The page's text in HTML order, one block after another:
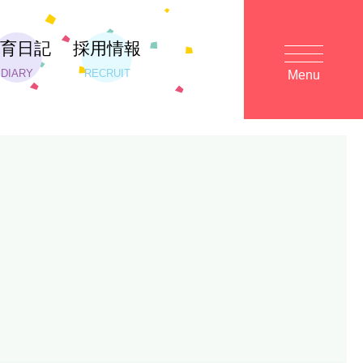
日記
DIARY
採用情報
RECRUIT Menu